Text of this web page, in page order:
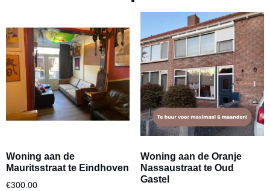
Woning aan de
Mauritsstraat te Eindhoven
€300.00
Woning aan de Oranje
Nassaustraat te Oud
Gastel